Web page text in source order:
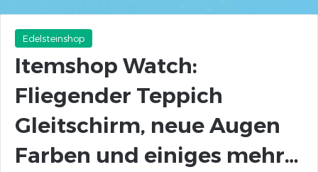
Edelsteinshop
Itemshop Watch:
Fliegender Teppich
Gleitschirm, neue Augen
Farben und einiges mehr…